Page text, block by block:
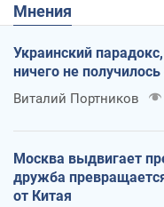
Мнения
Украинский
ничего не
Виталий Портников
Москва выдвигает
дружба
от Китая